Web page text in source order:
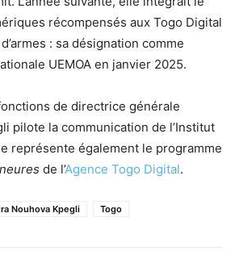
récompensés aux Togo Digital
: sa désignation comme
UEMOA en janvier 2025.
de directrice générale
pilote la communication de l’Institut
représente également le programme
de l’Agence Togo Digital.
Nouhova Kpegli Togo